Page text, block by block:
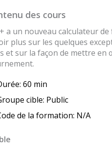
des cours
a un nouveau calculateur
plus sur les quelques
et sur la façon de mettre en
60 min
cible: Public
de la formation: N/A